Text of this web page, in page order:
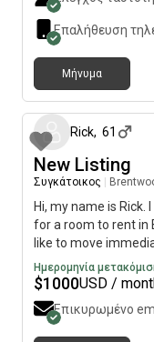
Επαλήθευση
Μήνυμα
Rick, 61
New Listing
Συγκάτοικος
Hi, my name is
for a room to rent in
like to move
Ημερομηνία
$1000USD /
Επικυρωμένο